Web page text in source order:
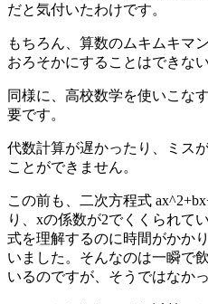
だと気付いたわけです。
もちろん、算数のムキムキマ
おろそかにすることはできな
同様に、高校数学を使いこな
要です。
代数計算が遅かったり、ミス
ことができません。
この前も、二次方程式
り、xの係数が2でくくられて
式を理解するのに時間がかか
いました。そんなのは一瞬で
いるのですが、そうではなか